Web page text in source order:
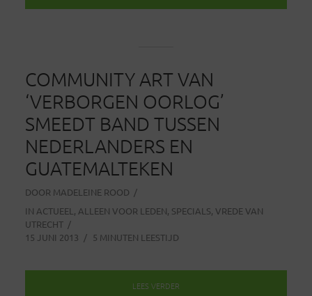
COMMUNITY ART VAN
‘VERBORGEN OORLOG’
SMEEDT BAND TUSSEN
NEDERLANDERS EN
GUATEMALTEKEN
DOOR MADELEINE ROOD
IN ACTUEEL , ALLEEN VOOR LEDEN, SPECIALS, VREDE VAN
UTRECHT
15 JUNI 2013
5 MINUTEN LEESTIJD
LEES VERDER